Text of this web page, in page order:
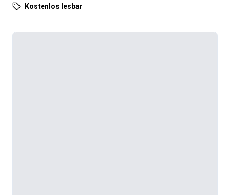
Kostenlos lesbar